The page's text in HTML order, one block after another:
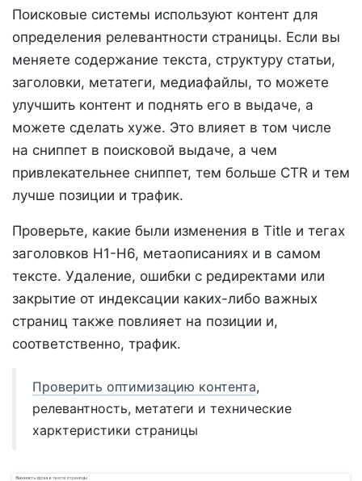
Поисковые системы используют контент для
определения релевантности страницы. Если вы
меняете содержание текста, структуру статьи,
заголовки, метатеги, медиафайлы, то можете
улучшить контент и поднять его в выдаче, а
можете сделать хуже. Это влияет в том числе
на сниппет в поисковой выдаче, а чем
привлекательнее сниппет, тем больше CTR и тем
лучше позиции и трафик.
Проверьте, какие были изменения в Title и тегах
заголовков H1-H6, метаописаниях и в самом
тексте. Удаление, ошибки с редиректами или
закрытие от индексации каких-либо важных
страниц также повлияет на позиции и,
соответственно, трафик.
Проверить оптимизацию контента,
релевантность, метатеги и технические
харктеристики страницы